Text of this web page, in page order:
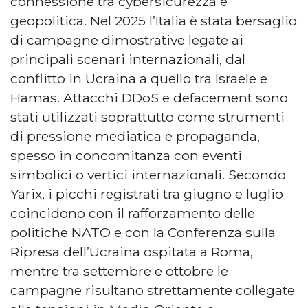
geopolitica. Nel 2025 l’Italia è stata bersaglio
di campagne dimostrative legate ai
principali scenari internazionali, dal
conflitto in Ucraina a quello tra Israele e
Hamas. Attacchi DDoS e defacement sono
stati utilizzati soprattutto come strumenti
di pressione mediatica e propaganda,
spesso in concomitanza con eventi
simbolici o vertici internazionali. Secondo
Yarix, i picchi registrati tra giugno e luglio
coincidono con il rafforzamento delle
politiche NATO e con la Conferenza sulla
Ripresa dell’Ucraina ospitata a Roma,
mentre tra settembre e ottobre le
campagne risultano strettamente collegate